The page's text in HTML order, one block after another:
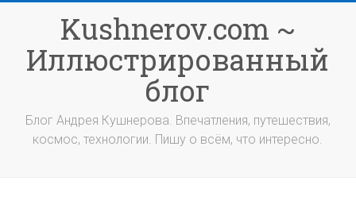
содержимомуKushnerov.com ~
Иллюстрированный
блог
Блог Андрея Кушнерова. Впечатления, путешествия,
космос, технологии. Пишу о всём, что интересно.